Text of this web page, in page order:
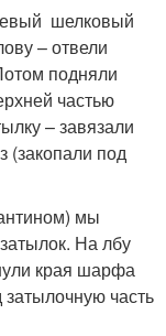
шелковый
– отвели
подняли
частью
– завязали
(закопали под
мы
На лбу
края шарфа
затылочную часть